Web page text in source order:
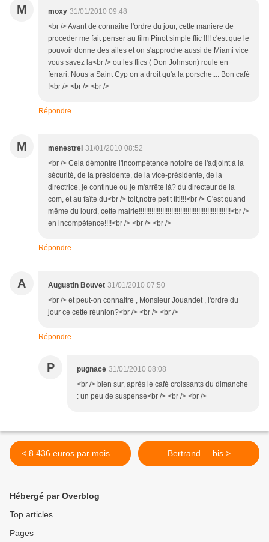
M moxy 31/01/2010 09:48
<br /> Avant de connaitre l'ordre du jour, cette maniere de
proceder me fait penser au film Pinot simple flic !!!! c'est que le
pouvoir donne des ailes et on s'approche aussi de Miami vice
vous savez la<br /> ou les flics ( Don Johnson) roule en
ferrari. Nous a Saint Cyp on a droit qu'a la porsche.... Bon café
!<br /> <br /> <br />
Répondre
M menestrel 31/01/2010 08:52
<br /> Cela démontre l'incompétence notoire de l'adjoint à la
sécurité, de la présidente, de la vice-présidente, de la
directrice, je continue ou je m'arrête là? du directeur de la
com, et au faîte du<br /> toit,notre petit titi!!!<br /> C'est quand
même du lourd, cette mairie!!!!!!!!!!!!!!!!!!!!!!!!!!!!!!!!!!!!!!!!!!!!!!!!!!!<br />
en incompétence!!!!<br /> <br /> <br />
Répondre
A Augustin Bouvet 31/01/2010 07:50
<br /> et peut-on connaitre , Monsieur Jouandet , l'ordre du
jour ce cette réunion?<br /> <br /> <br />
Répondre
P pugnace 31/01/2010 08:08
<br /> bien sur, après le café croissants du dimanche
: un peu de suspense<br /> <br /> <br />
< 8 436 euros par mois ... Bertrand ... bis >
Hébergé par Overblog
Top articles
Pages